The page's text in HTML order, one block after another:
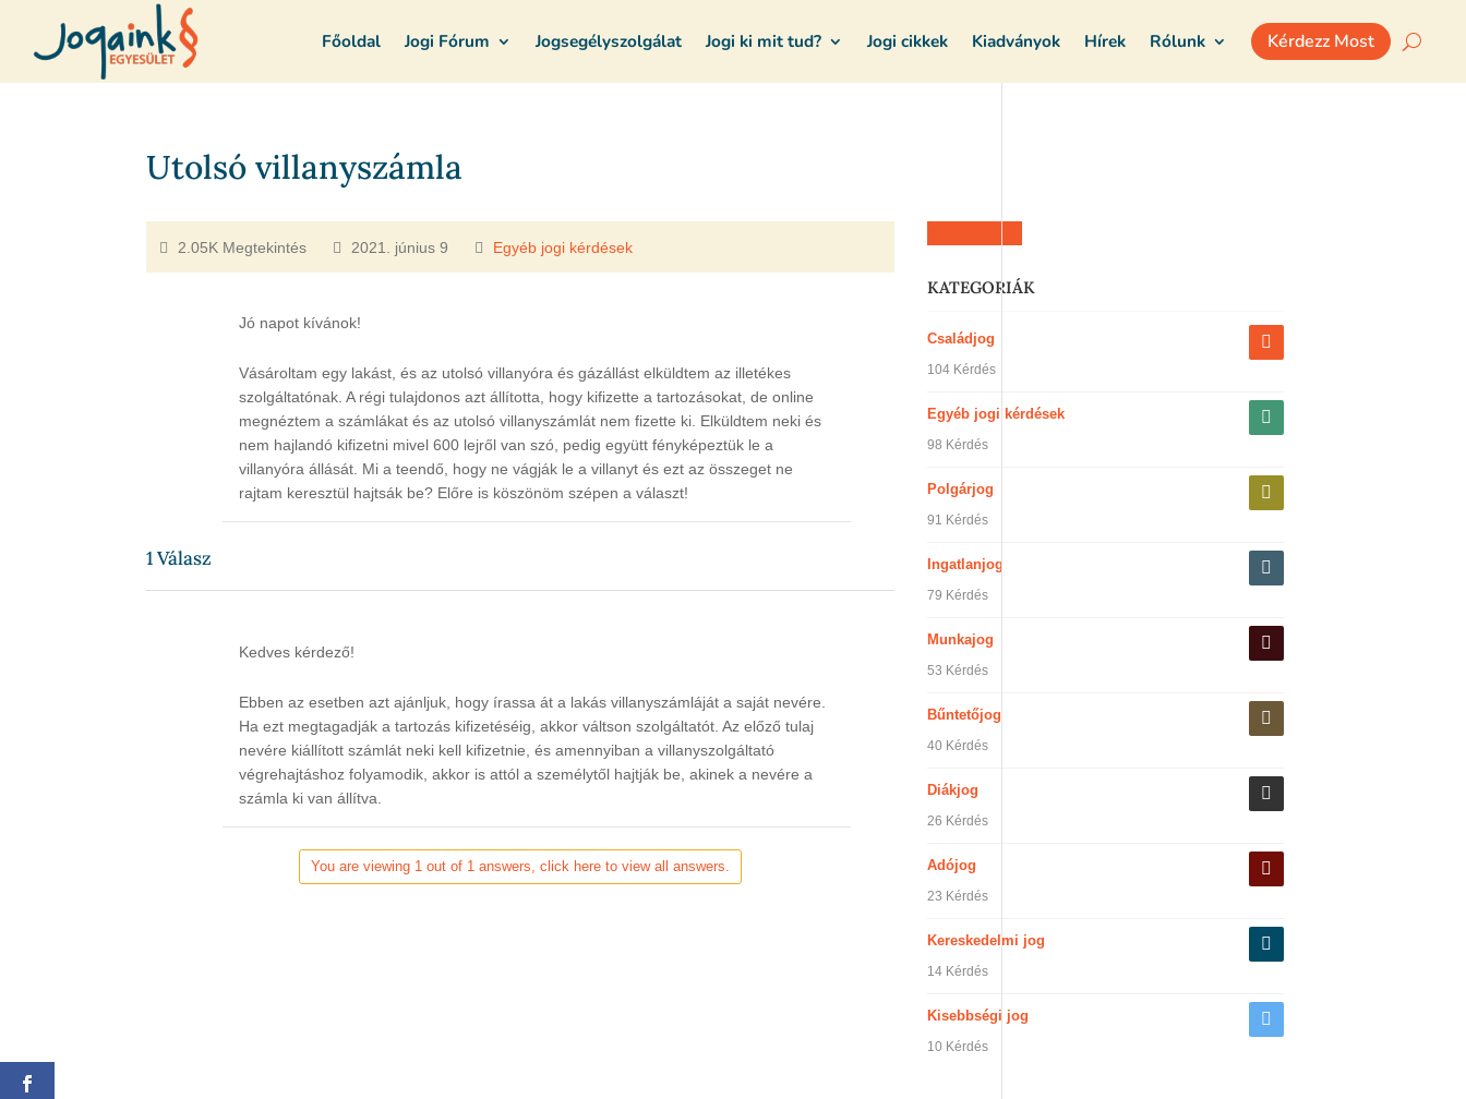
Főoldal Jogi Fórum Jogsegélyszolgálat Jogi ki mit tud? Jogi cikkek Kiadványok Hírek Rólunk Kérdezz Most
Utolsó villanyszámla
2.05K Megtekintés 2021. június 9 Egyéb jogi kérdések
Jó napot kívánok!
Vásároltam egy lakást, és az utolsó villanyóra és gázállást elküldtem az illetékes
szolgáltatónak. A régi tulajdonos azt állította, hogy kifizette a tartozásokat, de online
megnéztem a számlákat és az utolsó villanyszámlát nem fizette ki. Elküldtem neki és
nem hajlandó kifizetni mivel 600 lejről van szó, pedig együtt fényképeztük le a
villanyóra állását. Mi a teendő, hogy ne vágják le a villanyt és ezt az összeget ne
rajtam keresztül hajtsák be? Előre is köszönöm szépen a választ!
1Válasz
Kedves kérdező!
Ebben az esetben azt ajánljuk, hogy írassa át a lakás villanyszámláját a saját nevére.
Ha ezt megtagadják a tartozás kifizetéséig, akkor váltson szolgáltatót. Az előző tulaj
nevére kiállított számlát neki kell kifizetnie, és amennyiban a villanyszolgáltató
végrehajtáshoz folyamodik, akkor is attól a személytől hajtják be, akinek a nevére a
számla ki van állítva.
You are viewing 1 out of 1 answers, click here to view all answers.
KATEGORIÁK
Családjog
104 Kérdés
Egyéb jogi kérdések
98 Kérdés
Polgárjog
91 Kérdés
Ingatlanjog
79 Kérdés
Munkajog
53 Kérdés
Bűntetőjog
40 Kérdés
Diákjog
26 Kérdés
Adójog
23 Kérdés
Kereskedelmi jog
14 Kérdés
Kisebbségi jog
10 Kérdés